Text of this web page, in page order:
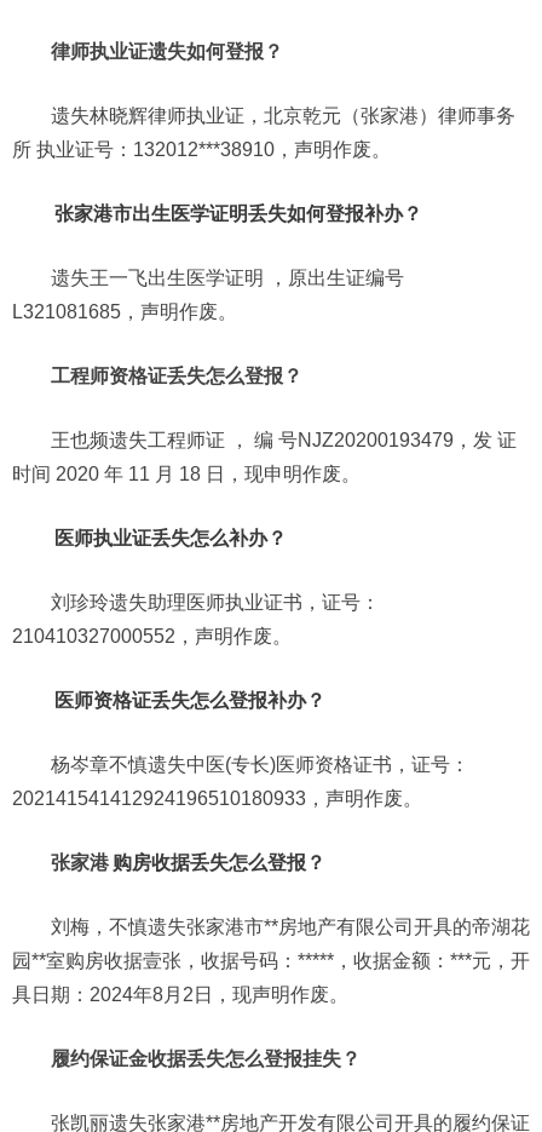
律师执业证遗失如何登报？
遗失林晓辉律师执业证，北京乾元（张家港）律师事务
所 执业证号：132012***38910，声明作废。
张家港市出生医学证明丢失如何登报补办？
遗失王一飞出生医学证明 ，原出生证编号
L321081685，声明作废。
工程师资格证丢失怎么登报？
王也频遗失工程师证 ， 编 号NJZ20200193479，发 证
时间 2020 年 11 月 18 日，现申明作废。
医师执业证丢失怎么补办？
刘珍玲遗失助理医师执业证书，证号：
210410327000552，声明作废。
医师资格证丢失怎么登报补办？
杨岑章不慎遗失中医(专长)医师资格证书，证号：
202141541412924196510180933，声明作废。
张家港 购房收据丢失怎么登报？
刘梅，不慎遗失张家港市**房地产有限公司开具的帝湖花
园**室购房收据壹张，收据号码：*****，收据金额：***元，开
具日期：2024年8月2日，现声明作废。
履约保证金收据丢失怎么登报挂失？
张凯丽遗失张家港**房地产开发有限公司开具的履约保证